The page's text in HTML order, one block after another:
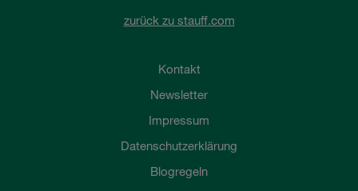
zurück zu stauff.com
Kontakt
Newsletter
Impressum
Datenschutzerklärung
Blogregeln